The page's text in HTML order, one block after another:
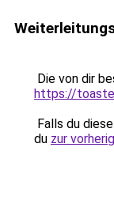
Die von dir
https://
Falls du
du zur